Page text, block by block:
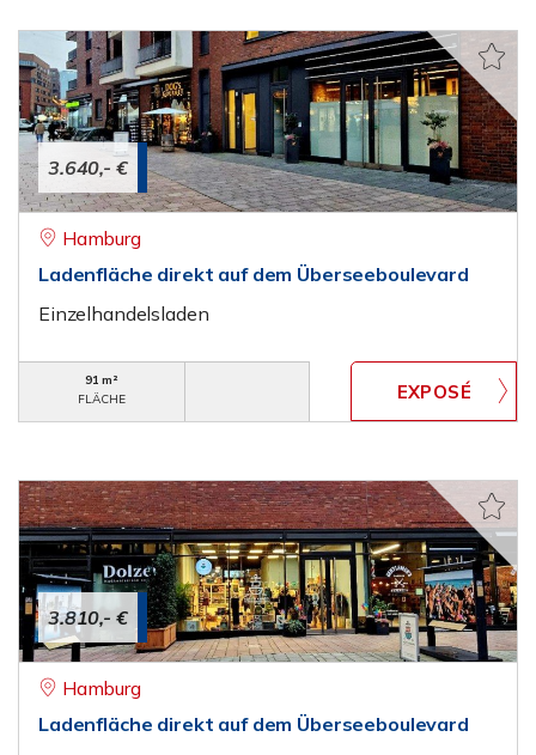
3.640,- €
Hamburg
Ladenfläche direkt auf dem Überseeboulevard
Einzelhandelsladen
91 m²
FLÄCHE
3.810,- €
Hamburg
Ladenfläche direkt auf dem Überseeboulevard